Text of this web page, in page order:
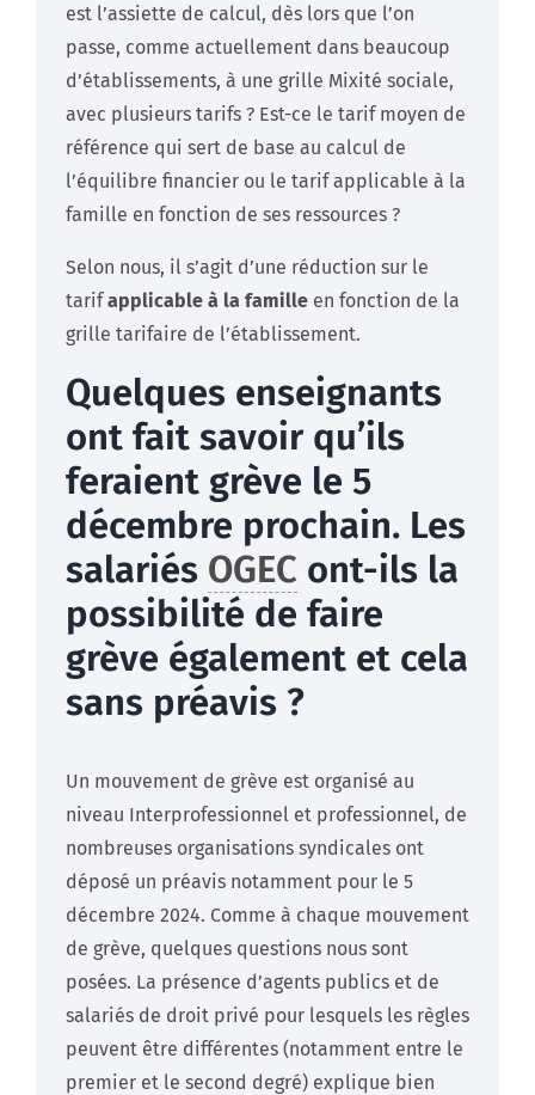
est l’assiette de calcul, dès lors que l’on
passe, comme actuellement dans beaucoup
d’établissements, à une grille Mixité sociale,
avec plusieurs tarifs ? Est-ce le tarif moyen de
référence qui sert de base au calcul de
l’équilibre financier ou le tarif applicable à la
famille en fonction de ses ressources ?
Selon nous, il s’agit d’une réduction sur le
tarifapplicable à la famille en fonction de la
grille tarifaire de l’établissement.
Quelques enseignants
ont fait savoir qu’ils
feraient grève le 5
décembre prochain. Les
salariés OGEC ont-ils la
possibilité de faire
grève également et cela
sans préavis ?
Un mouvement de grève est organisé au
niveau Interprofessionnel et professionnel, de
nombreuses organisations syndicales ont
déposé un préavis notamment pour le 5
décembre 2024. Comme à chaque mouvement
de grève, quelques questions nous sont
posées. La présence d’agents publics et de
salariés de droit privé pour lesquels les règles
peuvent être différentes (notamment entre le
premier et le second degré) explique bien